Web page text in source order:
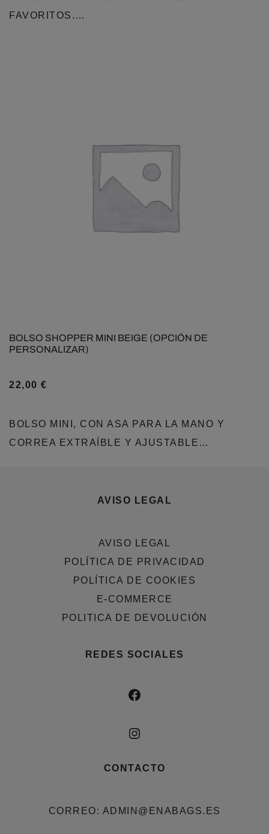
FAVORITOS.…
BOLSO SHOPPER MINI BEIGE (OPCIÓN DE
PERSONALIZAR)
22,00 €
BOLSO MINI, CON ASA PARA LA MANO Y
CORREA EXTRAÍBLE Y AJUSTABLE…
AVISO LEGAL
AVISO LEGAL
POLÍTICA DE PRIVACIDAD
POLÍTICA DE COOKIES
E-COMMERCE
POLITICA DE DEVOLUCIÓN
REDES SOCIALES
FACEBOOK
INSTAGRAM
CONTACTO
CORREO: ADMIN@ENABAGS.ES